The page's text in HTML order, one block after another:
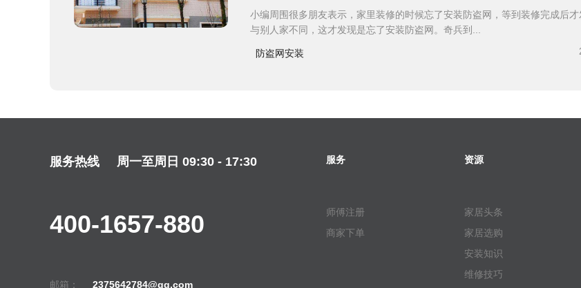
小编周围很多朋友表示，家里装修的时候忘了安装防盗网，等到装修完成后
与别人家不同，这才发现是忘了安装防盗网。奇兵到...
防盗网安装
服务热线 周一至周日 09:30 - 17:30
400-1657-880
邮箱： 2375642784@qq.com
服务
师傅注册
商家下单
资源
家居头条
家居选购
安装知识
维修技巧